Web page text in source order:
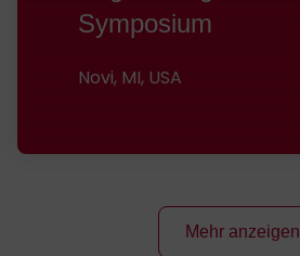
Symposium
Novi, MI, USA
Mehr anzeigen